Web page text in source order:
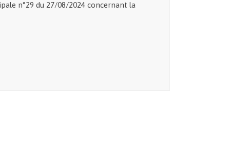
n°29 du 27/08/2024 concernant la